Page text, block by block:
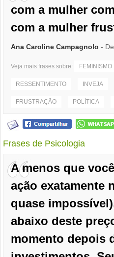
com a mulher
com a mulher
Ana Caroline Campagnolo -
Veja mais frases sobre: FEMINISMO
RESSENTIMENTO INVEJA
FRUSTRAÇÃO POLÍTICA
Frases de Psicologia
A menos que
ação exatamente
quase
abaixo deste
momento depois